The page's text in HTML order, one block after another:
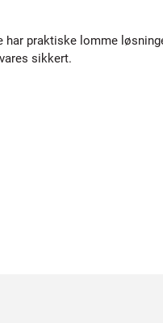
praktiske lomme
sikkert.